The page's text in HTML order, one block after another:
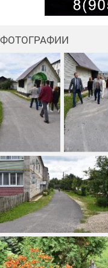
ФОТОГРАФИИ